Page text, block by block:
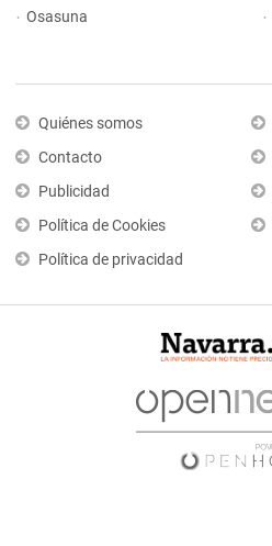
Osasuna
Quiénes somos
Contacto
Publicidad
Política de Cookies
Política de privacidad